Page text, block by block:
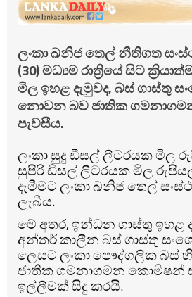
ලංකා ඛනිජ තෙල් නීතිගත
(30) මධ්‍යම රාත්‍රියේ සිට
මිල ඉහළ දැමුවද, බස් ගාස්තු
නොවන බව ජාතික
පැවසීය.
ලංකා සුදු ඩීසල් ලීටරයක මිල
සුපිරි ඩීසල් ලීටරයක මිල
දැමීමට ලංකා ඛනිජ තෙල්
ලැබීය.
මේ අතර, ඉන්ධන ගාස්තු ඉහළ
අන්තර් කාලීන බස් ගාස්තු
ලෙසට ලංකා පෞද්ගලික බස්
ජාතික ගමනාගමන කොමිෂන්
ඉල්ලීමක් සිදු කරයි.